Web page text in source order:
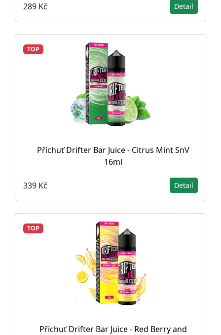
289 Kč Detail
TOP
Příchuť Drifter Bar Juice - Citrus Mint SnV
16ml
339 Kč Detail
TOP
Příchuť Drifter Bar Juice - Red Berry and